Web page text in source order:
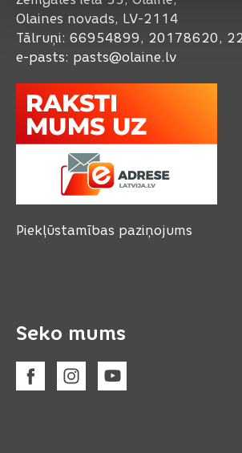
Olaines novads, LV-2114
Tālruņi: 66954899, 20178620,
e-pasts: pasts@olaine.lv
Piekļūstamības paziņojums
Seko mums